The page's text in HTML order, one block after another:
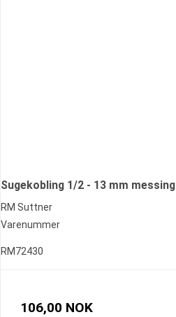
Sugekobling 1/2 - 13 mm messing
RM Suttner
Varenummer
RM72430
106,00 NOK